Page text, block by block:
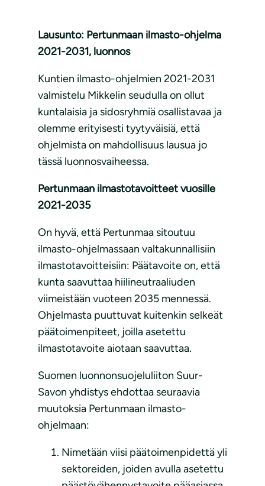
Lausunto: Pertunmaan ilmasto-ohjelma
2021-2031, luonnos
Kuntien ilmasto-ohjelmien 2021-2031
valmistelu Mikkelin seudulla on ollut
kuntalaisia ja sidosryhmiä osallistavaa ja
olemme erityisesti tyytyväisiä, että
ohjelmista on mahdollisuus lausua jo
tässä luonnosvaiheessa.
Pertunmaan ilmastotavoitteet vuosille
2021-2035
On hyvä, että Pertunmaa sitoutuu
ilmasto-ohjelmassaan valtakunnallisiin
ilmastotavoitteisiin: Päätavoite on, että
kunta saavuttaa hiilineutraaliuden
viimeistään vuoteen 2035 mennessä.
Ohjelmasta puuttuvat kuitenkin selkeät
päätoimenpiteet, joilla asetettu
ilmastotavoite aiotaan saavuttaa.
Suomen luonnonsuojeluliiton Suur-
Savon yhdistys ehdottaa seuraavia
muutoksia Pertunmaan ilmasto-
ohjelmaan:
Nimetään viisi päätoimenpidettä yli
sektoreiden, joiden avulla asetettu